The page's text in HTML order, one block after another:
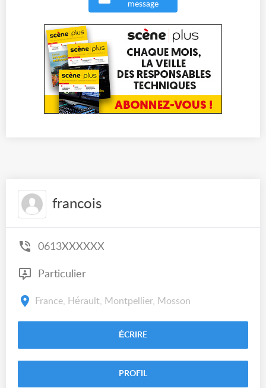
message
francois
0613XXXXXX
Particulier
France, Hérault, Montpellier, Mosson
ÉCRIRE
PROFIL